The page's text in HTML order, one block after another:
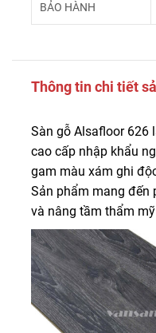
BẢO HÀNH
Thông tin chi tiết
Sàn gỗ Alsafloor 626
cao cấp nhập khẩu
gam màu xám ghi
Sản phẩm mang đến
và nâng tầm thẩm